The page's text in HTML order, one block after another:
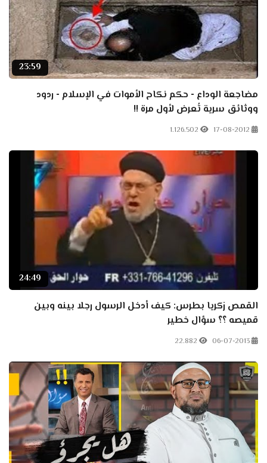
23:59
مضاجعة الوداع - حكم نكاح الأموات في الإسلام - ردود
ووثائق سرية تُعرض لأول مرة !!
17-08-2012
1.126.502
24:49
القمص زكريا بطرس: كيف أدخل الرسول رجلا بينه وبين
قميصه ؟؟ سؤال خطير
06-07-2013
22.882